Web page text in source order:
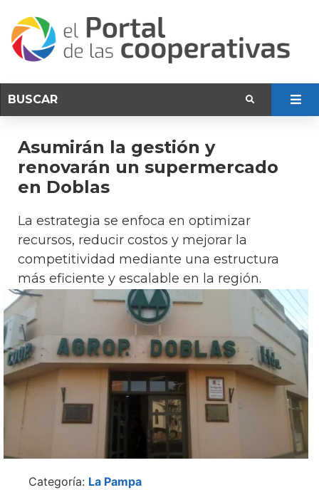
Asumirán la gestión y
renovarán un supermercado
en Doblas
La estrategia se enfoca en optimizar
recursos, reducir costos y mejorar la
competitividad mediante una estructura
más eficiente y escalable en la región.
Categoría: La Pampa